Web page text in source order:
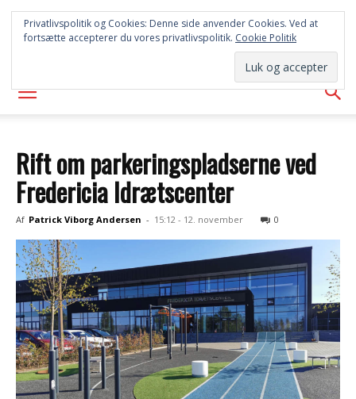
SYD
AVISEN
Rift om parkeringspladserne ved
Fredericia Idrætscenter
Af Patrick Viborg Andersen - 15:12 - 12. november 0
Privatlivspolitik og Cookies: Denne side anvender Cookies. Ved at
fortsætte accepterer du vores privatlivspolitik. Cookie Politik